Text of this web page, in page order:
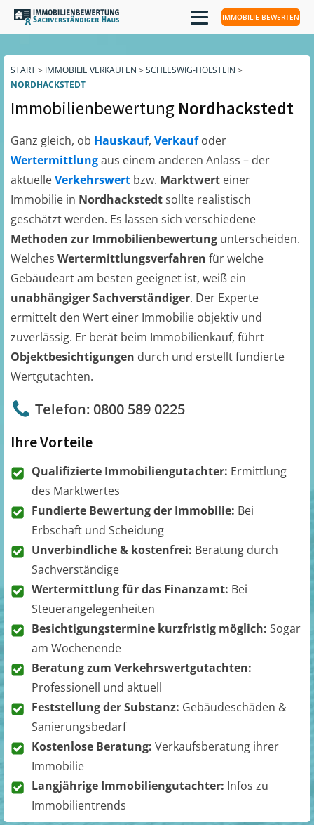
IMMOBILIE BEWERTEN
START> IMMOBILIE VERKAUFEN > SCHLESWIG-HOLSTEIN >
NORDHACKSTEDT
Immobilienbewertung Nordhackstedt
Ganz gleich, ob Hauskauf, Verkaufoder
Wertermittlungaus einem anderen Anlass – der
aktuelleVerkehrswert bzw. Marktwert einer
Immobilie in Nordhackstedtsollte realistisch
geschätzt werden. Es lassen sich verschiedene
Methoden zur Immobilienbewertung unterscheiden.
Welches Wertermittlungsverfahren für welche
Gebäudeart am besten geeignet ist, weiß ein
unabhängiger Sachverständiger. Der Experte
ermittelt den Wert einer Immobilie objektiv und
zuverlässig. Er berät beim Immobilienkauf, führt
Objektbesichtigungen durch und erstellt fundierte
Wertgutachten.
Telefon: 0800 589 0225
Ihre Vorteile
Qualifizierte Immobiliengutachter: Ermittlung
des Marktwertes
Fundierte Bewertung der Immobilie: Bei
Erbschaft und Scheidung
Unverbindliche & kostenfrei: Beratung durch
Sachverständige
Wertermittlung für das Finanzamt: Bei
Steuerangelegenheiten
Besichtigungstermine kurzfristig möglich: Sogar
am Wochenende
Beratung zum Verkehrswertgutachten:
Professionell und aktuell
Feststellung der Substanz: Gebäudeschäden &
Sanierungsbedarf
Kostenlose Beratung: Verkaufsberatung ihrer
Immobilie
Langjährige Immobiliengutachter: Infos zu
Immobilientrends